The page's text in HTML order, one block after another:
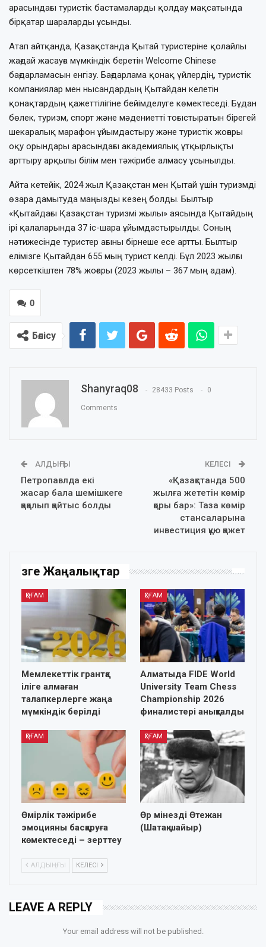
арасындағы туристік бастамаларды қолдау мақсатында
бірқатар шараларды ұсынды.
Атап айтқанда, Қазақстанда Қытай туристеріне қолайлы
жағдай жасауға мүмкіндік беретін Welcome Chinese
бағдарламасын енгізу. Бағдарлама қонақ үйлердің, туристік
компаниялар мен нысандардың Қытайдан келетін
қонақтардың қажеттілігіне бейімделуге көмектеседі. Бұдан
бөлек, туризм, спорт және мәдениетті тоғыстыратын бірегей
шекаралық марафон ұйымдастыру және туристік жоғары
оқу орындары арасындағы академиялық ұтқырлықты
арттыру арқылы білім мен тәжірибе алмасу ұсынылды.
Айта кетейік, 2024 жыл Қазақстан мен Қытай үшін туризмді
өзара дамытуда маңызды кезең болды. Былтыр
«Қытайдағы Қазақстан туризмі жылы» аясында Қытайдың
ірі қалаларында 37 іс-шара ұйымдастырылды. Соның
нәтижесінде туристер ағыны бірнеше есе артты. Былтыр
елімізге Қытайдан 655 мың турист келді. Бұл 2023 жылғы
көрсеткіштен 78% жоғары (2023 жылы – 367 мың адам).
0
Бөлісу
Shanyraq08 28433 Posts 0
Comments
АЛДЫҢҒЫ
Петропавлда екі
жасар бала шемішкеге
қақалып қайтыс болды
КЕЛЕСІ
«Қазақстанда 500
жылға жететін көмір
қоры бар»: Таза көмір
стансаларына
инвестиция құю қажет
Өзге Жаңалықтар
ҚОҒАМ
Мемлекеттік грантқа
іліге алмаған
талапкерлерге жаңа
мүмкіндік берілді
ҚОҒАМ
Алматыда FIDE World
University Team Chess
Championship 2026
финалистері анықталды
ҚОҒАМ
Өмірлік тәжірибе
эмоцияны басқаруға
көмектеседі – зерттеу
ҚОҒАМ
Өр мінезді Өтежан
(Шатақ шайыр)
АЛДЫҢҒЫ КЕЛЕСІ
LEAVE A REPLY
Your email address will not be published.